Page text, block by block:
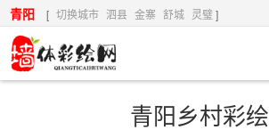
青阳 [ 切换城市 泗县 金寨 舒城 灵璧]
青阳乡村彩绘